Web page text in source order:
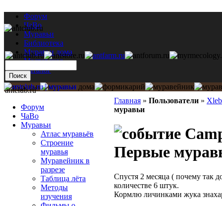
Форум
ЧаВо
Муравьи
Библиотека
Муравьи дома
Мастерская
Каталог
Главная » Пользователи » Xleb
муравьи
Первые
Спустя 2 месяца ( почему так
количестве 6 штук.
Кормлю личинками жука
antclub.ru
Форум
ЧаВо
Муравьи
Атлас муравьёв
Строение
муравья
Муравейник в
разрезе
Таблица лёта
Методы
изучения